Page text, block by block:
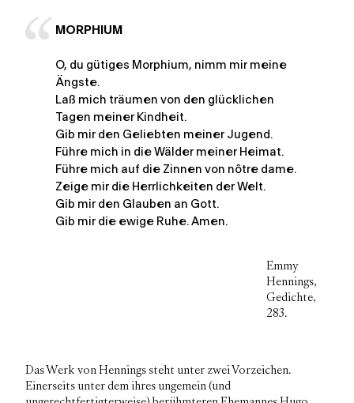
MORPHIUM
O, du gütiges Morphium, nimm mir meine
Ängste.
Laß mich träumen von den glücklichen
Tagen meiner Kindheit.
Gib mir den Geliebten meiner Jugend.
Führe mich in die Wälder meiner Heimat.
Führe mich auf die Zinnen von nôtre dame.
Zeige mir die Herrlichkeiten der Welt.
Gib mir den Glauben an Gott.
Gib mir die ewige Ruhe. Amen.
Emmy
Hennings,
Gedichte,
283.
Das Werk von Hennings steht unter zwei Vorzeichen.
Einerseits unter dem ihres ungemein (und